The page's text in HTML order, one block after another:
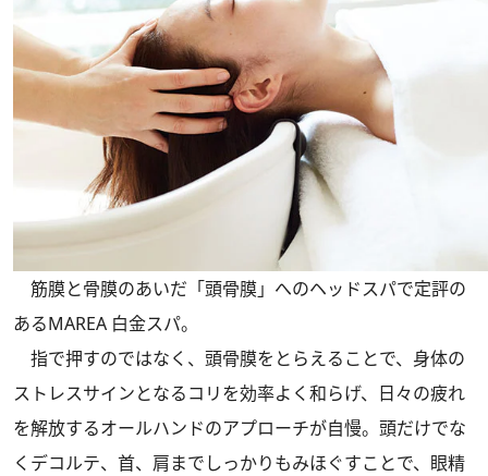
筋膜と骨膜のあいだ「頭骨膜」へのヘッドスパで定評の
あるMAREA 白金スパ。
指で押すのではなく、頭骨膜をとらえることで、身体の
ストレスサインとなるコリを効率よく和らげ、日々の疲れ
を解放するオールハンドのアプローチが自慢。頭だけでな
くデコルテ、首、肩までしっかりもみほぐすことで、眼精